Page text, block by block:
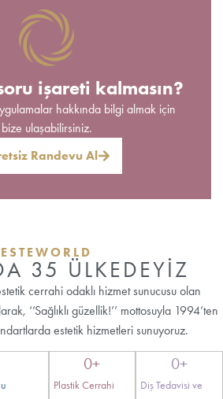
işareti kalmasın?
hakkında bilgi almak için
bize ulaşabilirsiniz.
Randevu Al
ESTEWORLD
35 ÜLKEDEYİZ
cerrahi odaklı hizmet sunucusu olan
‘’Sağlıklı güzellik!’’ mottosuyla 1994’ten
estetik hizmetleri sunuyoruz.
Plastik Cerrahi
0+
Diş Tedavisi ve
0+